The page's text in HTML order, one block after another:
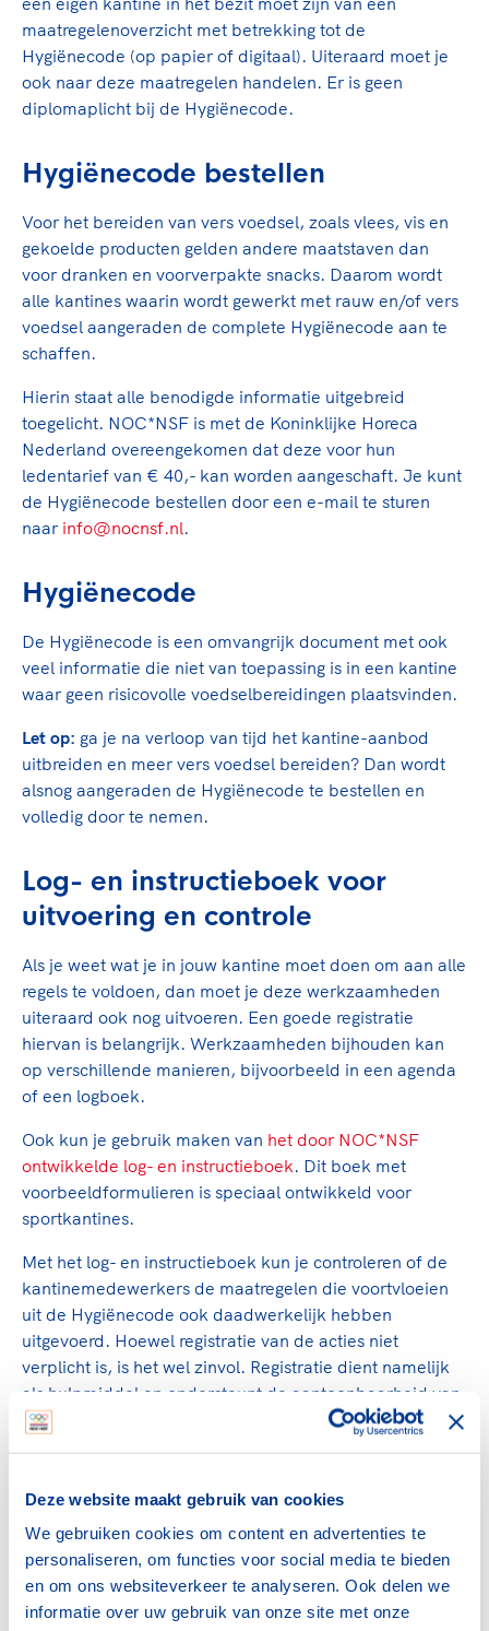
Deze website maakt gebruik van cookies
We gebruiken cookies om content en advertenties te
personaliseren, om functies voor social media te bieden
en om ons websiteverkeer te analyseren. Ook delen we
informatie over uw gebruik van onze site met onze
Sport gaat niet vanzelf
Sport verenigt. Op sportclubs, pleintjes, tijdens
een rondje fietsen, door samen te skaten of naar
de sportschool te gaan. Door samen te juichen
voor Sifan Hassan, Rico Verhoeven, Diede de
Groot en het Nederlands Elftal. Of met trots te
genieten van de karatewedstrijd van je dochter,
de halve marathon van je moeder of de
hockeywedstrijd van je buurjongen.
Lees verder
Opleidingen en trainingen
High5 Stappenplan
Clubondersteuning
Beroepskrachten
Samen voor een veilige
sportomgeving
Voor welk gedrag staat de club? Wat mag wel
En wat mag vooral niet? Een gedragscode geeft
hier richting aan en is dus een belangrijk
onderdeel van het clubbeleid rondom gewenst en
ongewenst gedrag.
Lees verder
Topsportbeleid
Topsportfinanciering
Maatschappelijke waarde topsport
Top teamsportcompetities
De TeamNL Academie
De TeamNL Academie biedt een leer- en
ontwikkelprogramma voor de volgende functies
binnen TeamNL programma's: experts, coaches,
bestuurders, (technisch) directeuren, managers en
toekomstig kader.
maatregelenoverzicht met betrekking tot de
Hygiënecode (op papier of digitaal). Uiteraard moet je
ook naar deze maatregelen handelen. Er is geen
diplomaplicht bij de Hygiënecode.
Hygiënecode bestellen
Voor het bereiden van vers voedsel, zoals vlees, vis en
gekoelde producten gelden andere maatstaven dan
voor dranken en voorverpakte snacks. Daarom wordt
alle kantines waarin wordt gewerkt met rauw en/of vers
voedsel aangeraden de complete Hygiënecode aan te
schaffen.
Hierin staat alle benodigde informatie uitgebreid
toegelicht. NOC*NSF is met de Koninklijke Horeca
Nederland overeengekomen dat deze voor hun
ledentarief van € 40,- kan worden aangeschaft. Je kunt
de Hygiënecode bestellen door een e-mail te sturen
naar info@nocnsf.nl.
Hygiënecode
De Hygiënecode is een omvangrijk document met ook
veel informatie die niet van toepassing is in een kantine
waar geen risicovolle voedselbereidingen plaatsvinden.
Let op: ga je na verloop van tijd het kantine-aanbod
uitbreiden en meer vers voedsel bereiden? Dan wordt
alsnog aangeraden de Hygiënecode te bestellen en
volledig door te nemen.
Log- en instructieboek voor
uitvoering en controle
Als je weet wat je in jouw kantine moet doen om aan alle
regels te voldoen, dan moet je deze werkzaamheden
uiteraard ook nog uitvoeren. Een goede registratie
hiervan is belangrijk. Werkzaamheden bijhouden kan
op verschillende manieren, bijvoorbeeld in een agenda
of een logboek.
Ook kun je gebruik maken van het door NOC*NSF
ontwikkelde log- en instructieboek. Dit boek met
voorbeeldformulieren is speciaal ontwikkeld voor
sportkantines.
Met het log- en instructieboek kun je controleren of de
kantinemedewerkers de maatregelen die voortvloeien
uit de Hygiënecode ook daadwerkelijk hebben
uitgevoerd. Hoewel registratie van de acties niet
verplicht is, is het wel zinvol. Registratie dient namelijk
als hulpmiddel en ondersteunt de aantoonbaarheid van
voedselveilig werken.
Aantoonbaar voedselveilig
werken
Volgens de Hygiënecode moet iedere sportvereniging
aantoonbaar voedselveilig werken. Mocht er inspectie
van de NVWA komen, dan dient de sportvereniging te